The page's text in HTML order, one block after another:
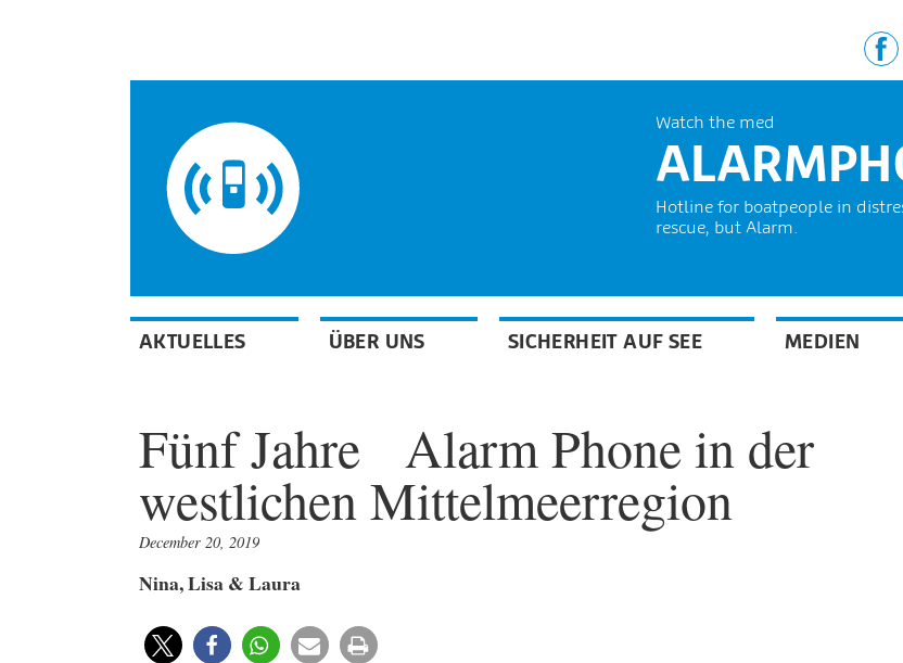
Watch the med
Hotline for boatpeople in
rescue, but Alarm.
AKTUELLES ÜBER UNS SICHERHEIT AUF SEE MEDIEN
Fünf Jahre Alarm Phone in der
westlichen Mittelmeerregion
December 20, 2019
Nina, Lisa & Laura